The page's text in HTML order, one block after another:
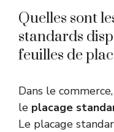
Quelles sont
standards
feuilles de
Dans le
le placage
Le placage